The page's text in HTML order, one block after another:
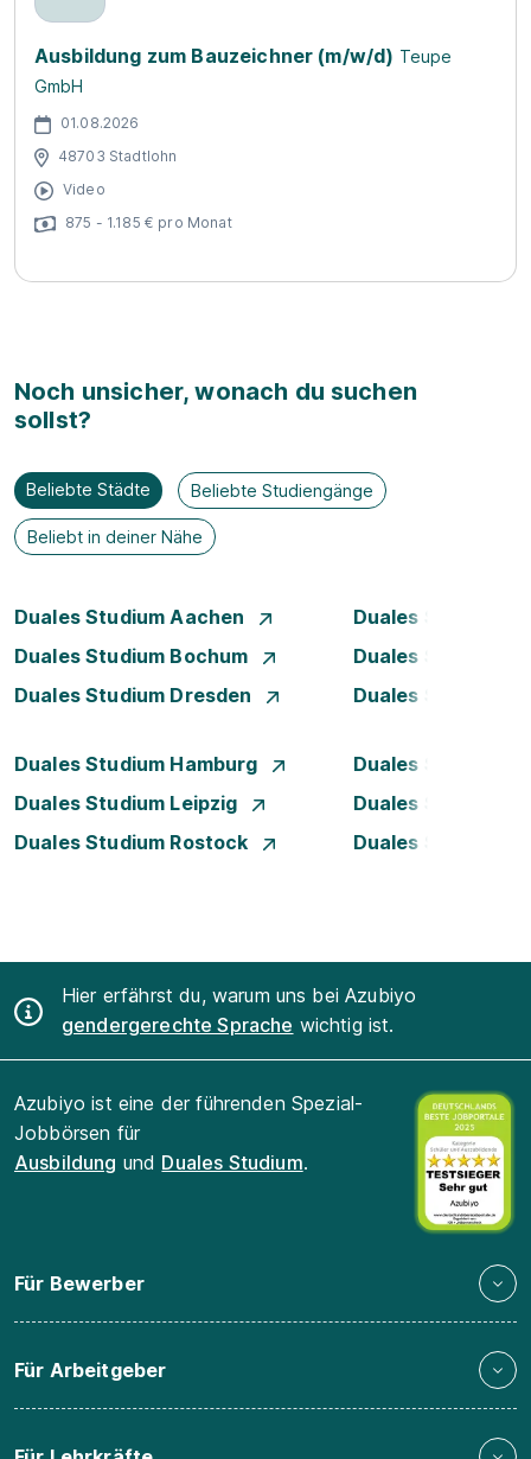
Ausbildung zum Bauzeichner (m/w/d) Teupe
GmbH
01.08.2026
48703 Stadtlohn
Video
875 - 1.185 € pro Monat
Noch unsicher, wonach du suchen
sollst?
Beliebte Städte Beliebte Studiengänge
Beliebt in deiner Nähe
Duales Studium Aachen
Duales Studium
Duales Studium Bochum
Duales Studium
Duales Studium Dresden
Duales Studium
Duales Studium Hamburg
Duales Studium
Duales Studium Leipzig
Duales Studium
Duales Studium Rostock
Duales Studium
Hier erfährst du, warum uns bei Azubiyo
gendergerechte Sprache wichtig ist.
Azubiyo ist eine der führenden Spezial-
Jobbörsen für
Ausbildung und Duales Studium.
Für Bewerber
Für Arbeitgeber